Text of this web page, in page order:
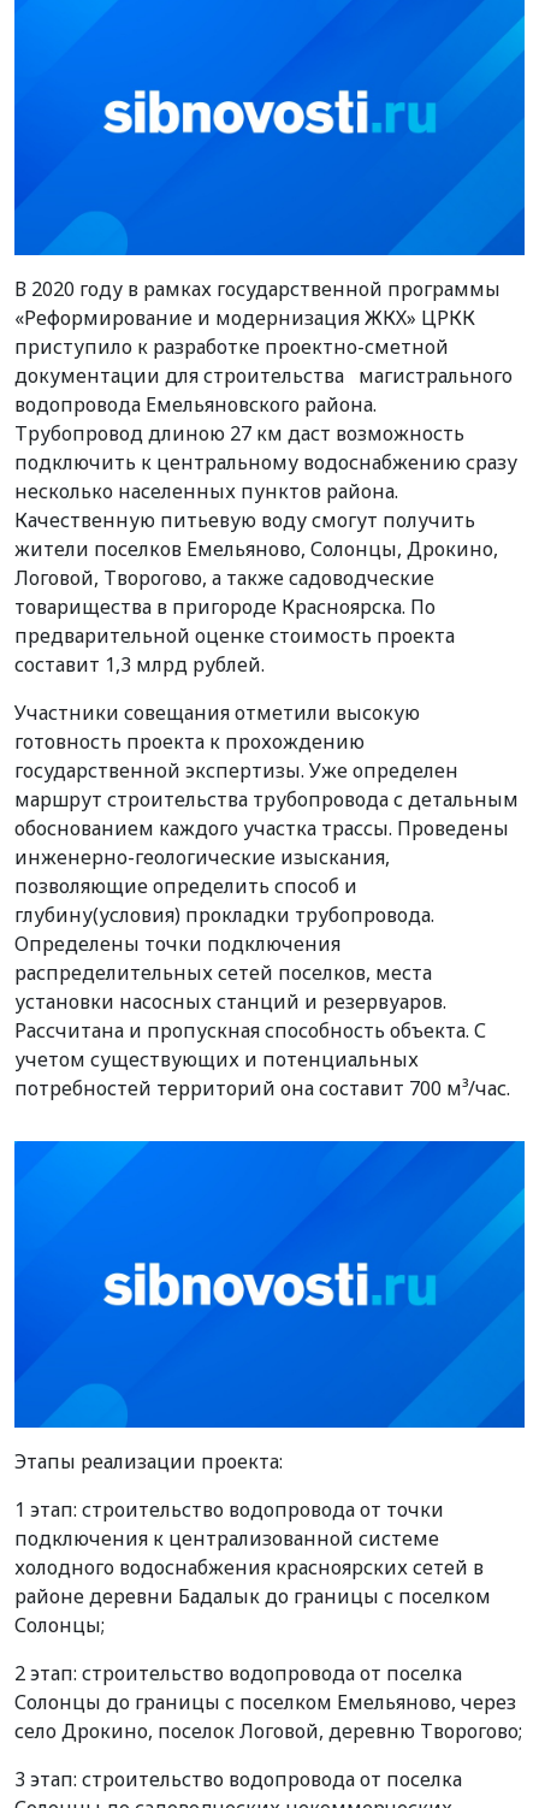
В 2020 году в рамках государственной программы
«Реформирование и модернизация ЖКХ» ЦРКК
приступило к разработке проектно-сметной
документации для строительства магистрального
водопровода Емельяновского района.
Трубопровод длиною 27 км даст возможность
подключить к центральному водоснабжению сразу
несколько населенных пунктов района.
Качественную питьевую воду смогут получить
жители поселков Емельяново, Солонцы, Дрокино,
Логовой, Творогово, а также садоводческие
товарищества в пригороде Красноярска. По
предварительной оценке стоимость проекта
составит 1,3 млрд рублей.
Участники совещания отметили высокую
готовность проекта к прохождению
государственной экспертизы. Уже определен
маршрут строительства трубопровода с детальным
обоснованием каждого участка трассы. Проведены
инженерно-геологические изыскания,
позволяющие определить способ и
глубину(условия) прокладки трубопровода.
Определены точки подключения
распределительных сетей поселков, места
установки насосных станций и резервуаров.
Рассчитана и пропускная способность объекта. С
учетом существующих и потенциальных
потребностей территорий она составит 700 м³/час.
Этапы реализации проекта:
1 этап: строительство водопровода от точки
подключения к централизованной системе
холодного водоснабжения красноярских сетей в
районе деревни Бадалык до границы с поселком
Солонцы;
2 этап: строительство водопровода от поселка
Солонцы до границы с поселком Емельяново, через
село Дрокино, поселок Логовой, деревню Творогово;
3 этап: строительство водопровода от поселка